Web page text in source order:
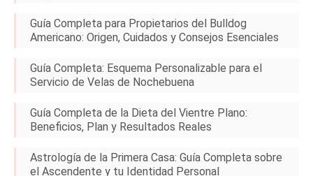
Guía Completa para Propietarios del Bulldog
Americano: Origen, Cuidados y Consejos Esenciales
Guía Completa: Esquema Personalizable para el
Servicio de Velas de Nochebuena
Guía Completa de la Dieta del Vientre Plano:
Beneficios, Plan y Resultados Reales
Astrología de la Primera Casa: Guía Completa sobre
el Ascendente y tu Identidad Personal